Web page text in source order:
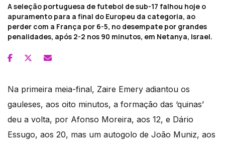
A seleção portuguesa de futebol de sub-17 falhou hoje o
apuramento para a final do Europeu da categoria, ao
perder com a França por 6-5, no desempate por grandes
penalidades, após 2-2 nos 90 minutos, em Netanya, Israel.
Na primeira meia-final, Zaire Emery adiantou os
gauleses, aos oito minutos, a formação das ‘quinas’
deu a volta, por Afonso Moreira, aos 12, e Dário
Essugo, aos 20, mas um autogolo de João Muniz, aos